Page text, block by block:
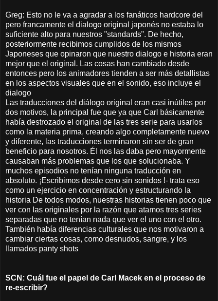
Greg: Esto no le va a agradar a los fanáticos hardcore del
pero francamente el dialogo original japonés no estaba lo
suficiente alto para nuestros "standards". De hecho,
posteriormente recibimos cumplidos de los mismos
Japoneses que opinaron que nuestro dialogo e historia eran
mejor que el original. Las cosas han cambiado desde
entonces pero los animadores tienden a ser más detallistas
en los aspectos visuales que en el sonido, eso incluye el
dialogo
Las traducciones del diálogo original eran casi inútiles por
dos motivos, la principal fue que ya que Carl básicamente
había destrozado el original de las tres serie para usarlos
como la materia prima, creando algo completamente nuevo
y diferente, las traducciones terminaron sin ser de gran
beneficio para nosotros. Él nos las daba pero mayormente
causaban más problemas que los que solucionaba. Y
muchos episodios no tenían ninguna traducción en
absoluto. ¡Escribimos desde cero sin sonidos !- trata eso
como un ejercicio en concentración y estructurando la
historia De todos modos, nuestras historias tienen poco que
ver con las originales por la razón que atamos tres series
separadas que no tenían nada que ver el uno con el otro.
También había diferencias culturales que nos motivaron a
cambiar ciertas cosas, como desnudos, sangre, y los
llamados panty shots
SCN: Cuál fue el papel de Carl Macek en el proceso de
re-escribir?